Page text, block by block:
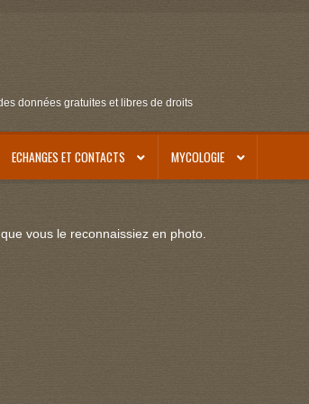
données gratuites et libres de droits
ECHANGES ET CONTACTS MYCOLOGIE
vous le reconnaissiez en photo.